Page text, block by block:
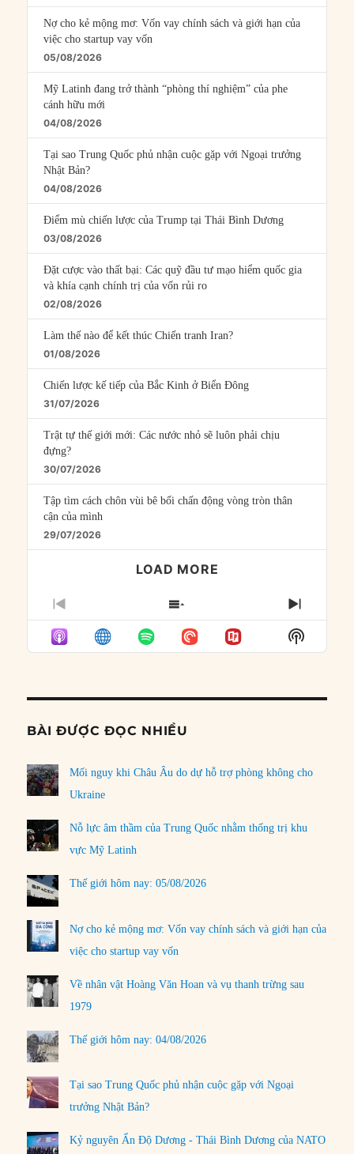
Nợ cho kẻ mộng mơ: Vốn vay chính sách và giới hạn của
việc cho startup vay vốn
05/08/2026
Mỹ Latinh đang trở thành “phòng thí nghiệm” của phe
cánh hữu mới
04/08/2026
Tại sao Trung Quốc phủ nhận cuộc gặp với Ngoại trưởng
Nhật Bản?
04/08/2026
Điểm mù chiến lược của Trump tại Thái Bình Dương
03/08/2026
Đặt cược vào thất bại: Các quỹ đầu tư mạo hiểm quốc gia
và khía cạnh chính trị của vốn rủi ro
02/08/2026
Làm thế nào để kết thúc Chiến tranh Iran?
01/08/2026
Chiến lược kế tiếp của Bắc Kinh ở Biển Đông
31/07/2026
Trật tự thế giới mới: Các nước nhỏ sẽ luôn phải chịu
đựng?
30/07/2026
Tập tìm cách chôn vùi bê bối chấn động vòng tròn thân
cận của mình
29/07/2026
LOAD MORE
PREVIOUS
EPISODE
SHOW
EPISODES
LIST
NEXT
Show
Podcast
BÀI ĐƯỢC ĐỌC NHIỀU
Mối nguy khi Châu Âu do dự hỗ trợ phòng không cho
Ukraine
Nỗ lực âm thầm của Trung Quốc nhằm thống trị khu
vực Mỹ Latinh
Thế giới hôm nay: 05/08/2026
Nợ cho kẻ mộng mơ: Vốn vay chính sách và giới hạn của
việc cho startup vay vốn
Về nhân vật Hoàng Văn Hoan và vụ thanh trừng sau
1979
Thế giới hôm nay: 04/08/2026
Tại sao Trung Quốc phủ nhận cuộc gặp với Ngoại
trưởng Nhật Bản?
Kỷ nguyên Ấn Độ Dương - Thái Bình Dương của NATO